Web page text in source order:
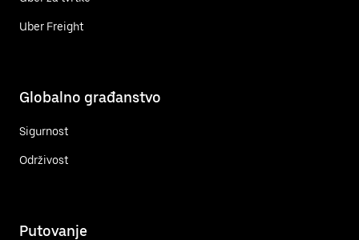
Uber Freight
Globalno građanstvo
Sigurnost
Održivost
Putovanje